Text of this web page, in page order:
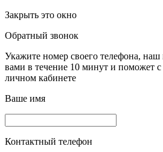
Закрыть это окно
Обратный звонок
Укажите номер своего телефона, наш
вами в течение 10 минут и поможет
личном кабинете
Ваше имя
Контактный телефон